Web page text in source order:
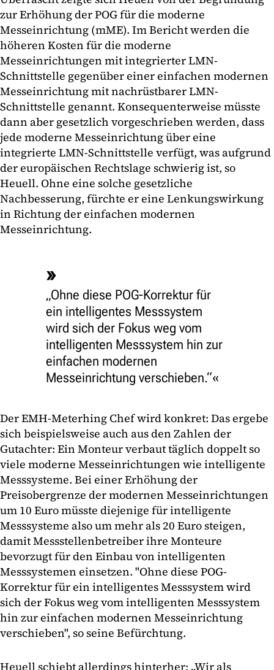
zur Erhöhung der POG für die moderne
Messeinrichtung (mME). Im Bericht werden die
höheren Kosten für die moderne
Messeinrichtungen mit integrierter LMN-
Schnittstelle gegenüber einer einfachen modernen
Messeinrichtung mit nachrüstbarer LMN-
Schnittstelle genannt. Konsequenterweise müsste
dann aber gesetzlich vorgeschrieben werden, dass
jede moderne Messeinrichtung über eine
integrierte LMN-Schnittstelle verfügt, was aufgrund
der europäischen Rechtslage schwierig ist, so
Heuell. Ohne eine solche gesetzliche
Nachbesserung, fürchte er eine Lenkungswirkung
in Richtung der einfachen modernen
Messeinrichtung.
„Ohne diese POG-Korrektur für
ein intelligentes Messsystem
wird sich der Fokus weg vom
intelligenten Messsystem hin zur
einfachen modernen
Messeinrichtung verschieben.“
Der EMH-Meterhing Chef wird konkret: Das ergebe
sich beispielsweise auch aus den Zahlen der
Gutachter: Ein Monteur verbaut täglich doppelt so
viele moderne Messeinrichtungen wie intelligente
Messsysteme. Bei einer Erhöhung der
Preisobergrenze der modernen Messeinrichtungen
um 10 Euro müsste diejenige für intelligente
Messsysteme also um mehr als 20 Euro steigen,
damit Messstellenbetreiber ihre Monteure
bevorzugt für den Einbau von intelligenten
Messsystemen einsetzen. "Ohne diese POG-
Korrektur für ein intelligentes Messsystem wird
sich der Fokus weg vom intelligenten Messsystem
hin zur einfachen modernen Messeinrichtung
verschieben", so seine Befürchtung.
Heuell schiebt allerdings hinterher: „Wir als